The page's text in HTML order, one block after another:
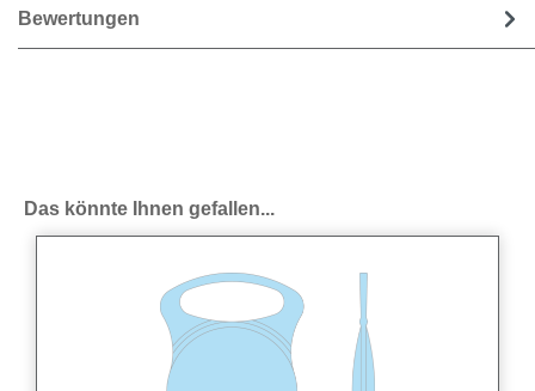
Bewertungen
Produktgalerie überspringen
Das könnte Ihnen gefallen...